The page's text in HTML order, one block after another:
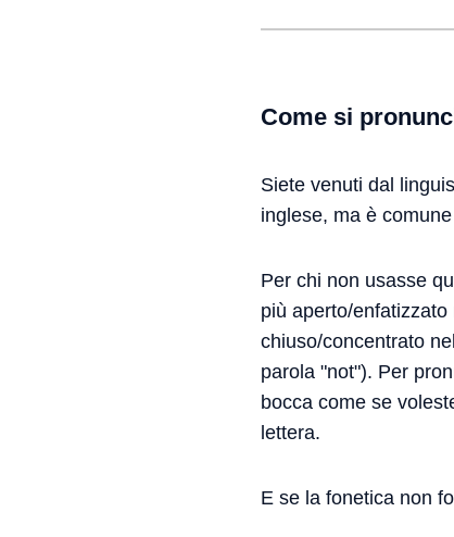
Come si
Siete venuti dal
inglese, ma è
Per chi non usasse
più aperto/
chiuso/concentrato
parola "not"). Per
bocca come se
lettera.
E se la fonetica non